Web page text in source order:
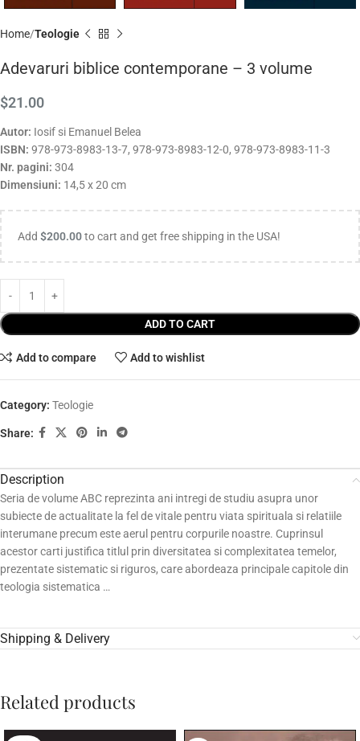
Home Teologie
Adevaruri biblice contemporane – 3 volume
$21.00
Autor: Iosif si Emanuel Belea
ISBN: 978-973-8983-13-7, 978-973-8983-12-0, 978-973-8983-11-3
Nr. pagini: 304
Dimensiuni: 14,5 x 20 cm
Add $200.00to cart and get free shipping in the USA!
ADD TO CART
Add to compare Add to wishlist
Category: Teologie
Share:
Description
Seria de volume ABC reprezinta ani intregi de studiu asupra unor
subiecte de actualitate la fel de vitale pentru viata spirituala si relatiile
interumane precum este aerul pentru corpurile noastre. Cuprinsul
acestor carti justifica titlul prin diversitatea si complexitatea temelor,
prezentate sistematic si riguros, care abordeaza principale capitole din
teologia sistematica …
Shipping & Delivery
Related products